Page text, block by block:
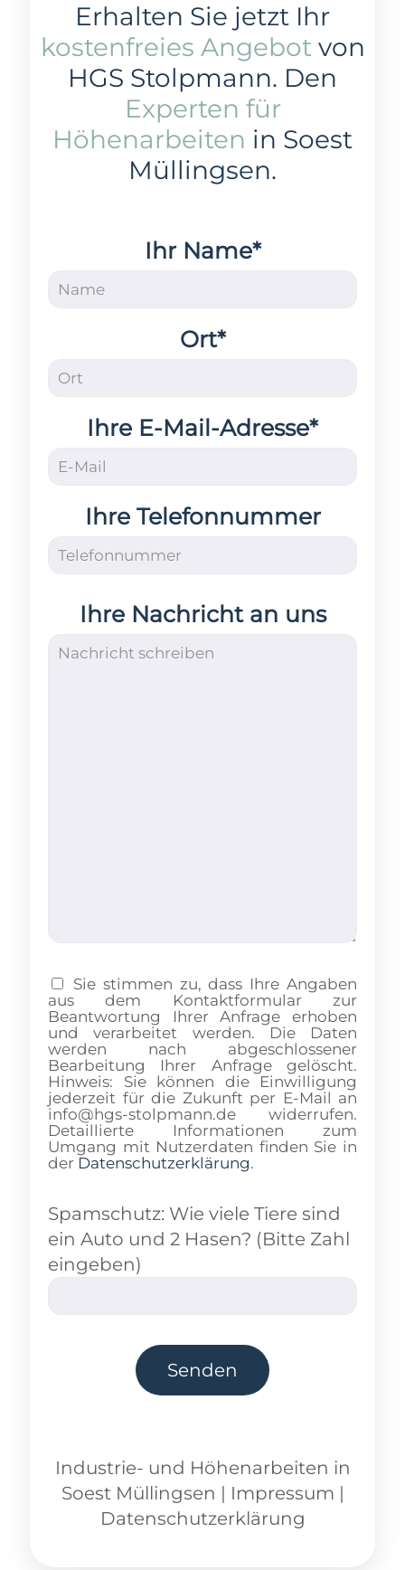
Erhalten Sie jetzt Ihr
kostenfreies Angebotvon
HGS Stolpmann. Den
Experten für
Höhenarbeiten in Soest
Müllingsen.
Ihr Name*
Ort*
Ihre E-Mail-Adresse*
Ihre Telefonnummer
Ihre Nachricht an uns
Sie stimmen zu, dass Ihre Angaben
aus dem Kontaktformular zur
Beantwortung Ihrer Anfrage erhoben
und verarbeitet werden. Die Daten
werden nach abgeschlossener
Bearbeitung Ihrer Anfrage gelöscht.
Hinweis: Sie können die Einwilligung
jederzeit für die Zukunft per E-Mail an
info@hgs-stolpmann.de widerrufen.
Detaillierte Informationen zum
Umgang mit Nutzerdaten finden Sie in
der Datenschutzerklärung.
Spamschutz: Wie viele Tiere sind
ein Auto und 2 Hasen? (Bitte Zahl
eingeben)
Industrie- und Höhenarbeiten in
Soest Müllingsen | Impressum |
Datenschutzerklärung